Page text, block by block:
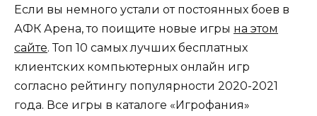
Если вы немного устали от постоянных боев в
АФК Арена, то поищите новые игры на этом
сайте. Топ 10 самых лучших бесплатных
клиентских компьютерных онлайн игр
согласно рейтингу популярности 2020-2021
года. Все игры в каталоге «Игрофания»